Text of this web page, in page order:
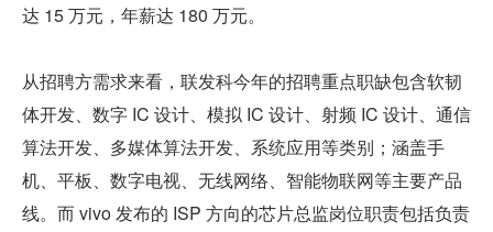
达 15 万元，年薪达 180 万元。
从招聘方需求来看，联发科今年的招聘重点职缺包含软韧
体开发、数字 IC 设计、模拟 IC 设计、射频 IC 设计、通信
算法开发、多媒体算法开发、系统应用等类别；涵盖手
机、平板、数字电视、无线网络、智能物联网等主要产品
线。而 vivo 发布的 ISP 方向的芯片总监岗位职责包括负责